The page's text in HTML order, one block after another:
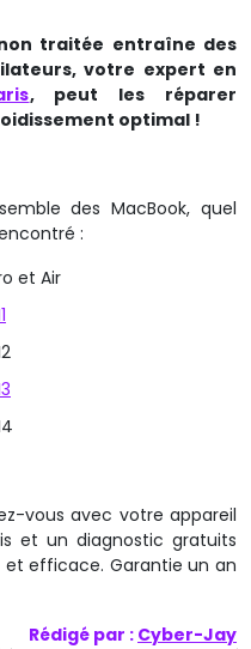
traitée entraîne des
votre expert en
, peut les réparer
optimal !
des MacBook, quel
:
et Air
vous avec votre appareil
et un diagnostic gratuits
efficace. Garantie un an
Rédigé par : Cyber-Jay